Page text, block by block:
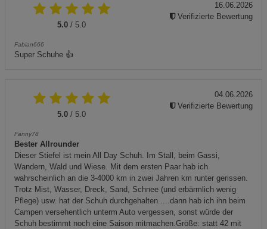
5.0 / 5.0
Fabian666
Super Schuhe 👍
16.06.2026
Verifizierte Bewertung
5.0 / 5.0
Fanny78
Bester Allrounder
Dieser Stiefel ist mein All Day Schuh. Im Stall, beim Gassi,
Wandern, Wald und Wiese. Mit dem ersten Paar hab ich
wahrscheinlich an die 3-4000 km in zwei Jahren km runter gerissen.
Trotz Mist, Wasser, Dreck, Sand, Schnee (und erbärmlich wenig
Pflege) usw. hat der Schuh durchgehalten.....dann hab ich ihn beim
Campen versehentlich unterm Auto vergessen, sonst würde der
Schuh bestimmt noch eine Saison mitmachen.Größe: statt 42 mit
04.06.2026
Verifizierte Bewertung